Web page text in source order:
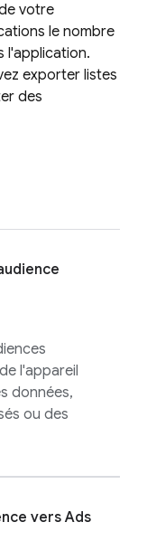
votre
le nombre
l'application.
exporter listes
des
l'appareil
données,
ou des
versAds